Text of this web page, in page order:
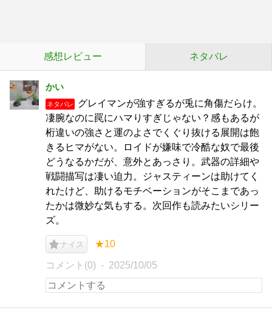
感想レビュー ネタバレ
かい
ネタバレ
グレイマンが強すぎるが兎に角傷だらけ。
凄腕なのに罠にハマりすぎじゃない？感もあるが
桁違いの強さと運のよさでくぐり抜ける展開は飽
きるヒマがない。ロイドが嫌味で冷酷な奴で最後
どうなるかだが、意外とあっさり。武器の詳細や
戦闘描写は凄い迫力。ジャスティーンは助けてく
れたけど、助けるモチベーションがそこまであっ
たかは微妙な気もする。次回作も読みたいシリー
ズ。
ナイス ★10
コメント(0) 2025/10/05